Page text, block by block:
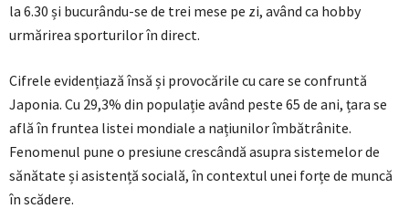
la 6.30 și bucurându-se de trei mese pe zi, având ca hobby
urmărirea sporturilor în direct.
Cifrele evidențiază însă și provocările cu care se confruntă
Japonia. Cu 29,3% din populație având peste 65 de ani, țara se
află în fruntea listei mondiale a națiunilor îmbătrânite.
Fenomenul pune o presiune crescândă asupra sistemelor de
sănătate și asistență socială, în contextul unei forțe de muncă
în scădere.